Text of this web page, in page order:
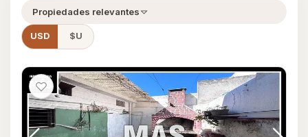
Propiedades relevantes
USD $U